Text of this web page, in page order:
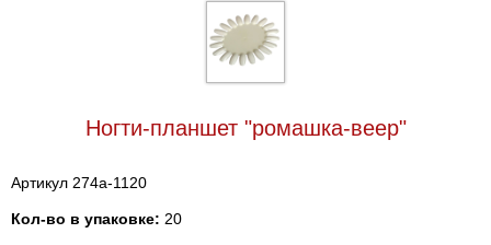
Ногти-планшет "ромашка-веер"
Артикул 274a-1120
Кол-во в упаковке: 20